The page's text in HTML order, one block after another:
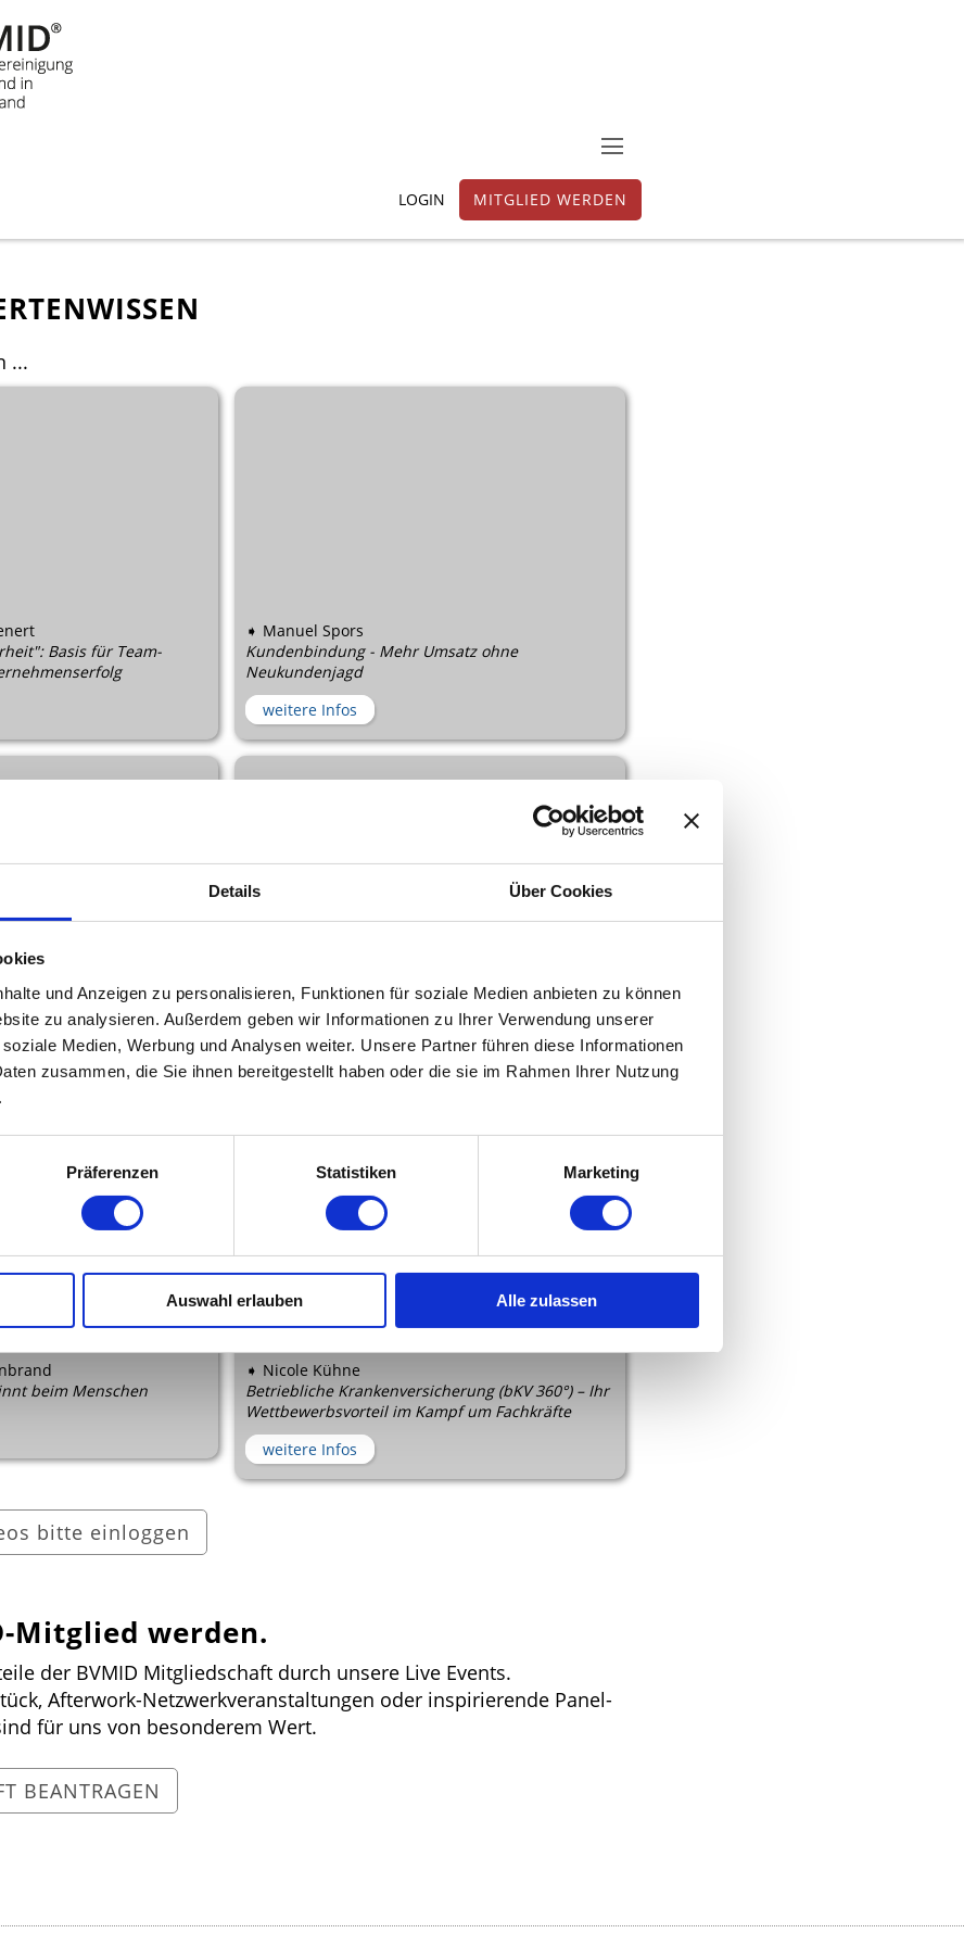
Details Über Cookies
und Anzeigen zu personalisieren, Funktionen für soziale Medien anbieten zu können
zu analysieren. Außerdem geben wir Informationen zu Ihrer Verwendung unserer
Medien, Werbung und Analysen weiter. Unsere Partner führen diese Informationen
zusammen, die Sie ihnen bereitgestellt haben oder die sie im Rahmen Ihrer Nutzung
Präferenzen Statistiken Marketing
Auswahl erlauben Alle zulassen
MITGLIED WERDEN
LOGIN
...
Basis für Team-
➧ Manuel Spors
Kundenbindung - Mehr Umsatz ohne
Neukundenjagd
weitere Infos
Resilienz und
Tinnitus
➧ Sebastian Rux
Mit ihren begeisternden Vorträgen Ihre
Zielgruppe überzeugen
weitere Infos
beim Menschen
➧ Nicole Kühne
Betriebliche Krankenversicherung (bKV 360°) – Ihr
Wettbewerbsvorteil im Kampf um Fachkräfte
weitere Infos
bitte einloggen
Mitglied werden.
der BVMID Mitgliedschaft durch unsere Live Events.
Afterwork-Netzwerkveranstaltungen oder inspirierende Panel-
für uns von besonderem Wert.
BEANTRAGEN